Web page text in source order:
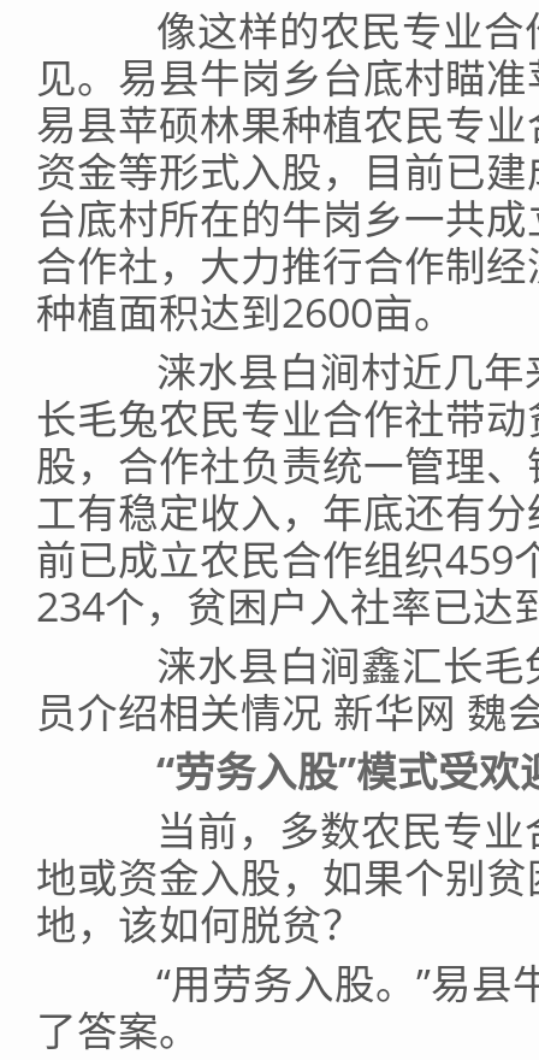
像这样的农民专业合
见。易县牛岗乡台底村瞄
易县苹硕林果种植农民专
资金等形式入股，目前已
台底村所在的牛岗乡一共
合作社，大力推行合作制
种植面积达到2600亩。
涞水县白涧村近几年
长毛兔农民专业合作社带
股，合作社负责统一管理
工有稳定收入，年底还有
前已成立农民合作组织459
234个，贫困户入社率已达
涞水县白涧鑫汇长毛
员介绍相关情况 新华网 魏
“劳务入股”模式受欢
当前，多数农民专业
地或资金入股，如果个别
地，该如何脱贫？
“用劳务入股。”易县
了答案。